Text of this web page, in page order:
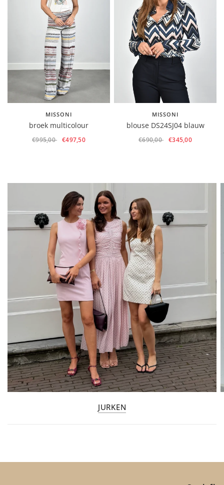
MISSONI
broek multicolour
€995,00 €497,50
MISSONI
blouse DS24SJ04 blauw
€690,00 €345,00
JURKEN